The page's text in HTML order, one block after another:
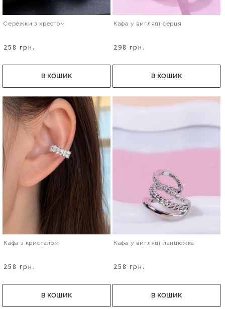
Сережки з хрестом
258 грн.
В КОШИК
Кафа у вигляді серця
298 грн.
В КОШИК
Кафа з кристалом
258 грн.
В КОШИК
Кафа у вигляді ланцюжка
258 грн.
В КОШИК